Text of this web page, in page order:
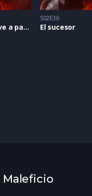
El pasado vuelve a pasar
S02E36
El sucesor
Maleficio